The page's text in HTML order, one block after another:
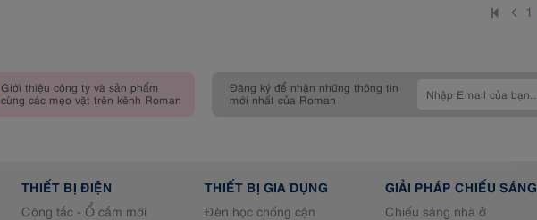
1
Giới thiệu công ty và sản phẩm
cùng các mẹo vặt trên kênh Roman
Đăng ký để nhận những thông tin
mới nhất của Roman
THIẾT BỊ ĐIỆN
Công tắc - Ổ cắm mới
THIẾT BỊ GIA DỤNG
Đèn học chống cận
GIẢI PHÁP CHIẾU SÁNG
Chiếu sáng nhà ở